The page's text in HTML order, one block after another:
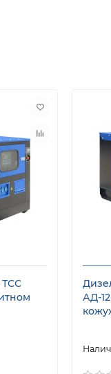
ТСС
АД-